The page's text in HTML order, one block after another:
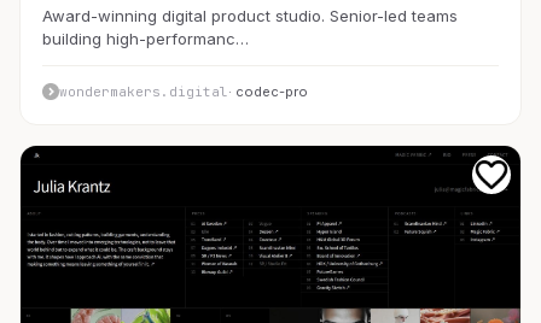
Award-winning digital product studio. Senior-led teams
building high-performanc…
wondermakers.digital · codec-pro